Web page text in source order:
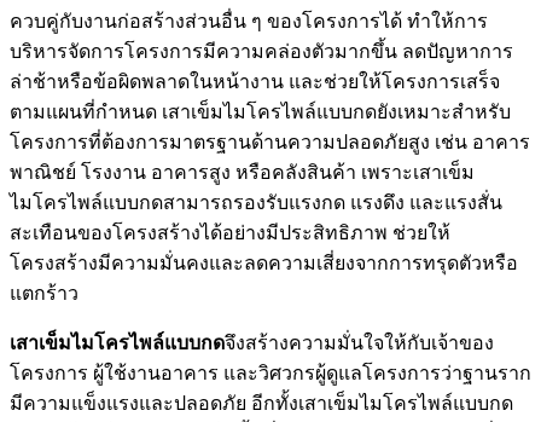
ควบคู่กับงานก่อสร้างส่วนอื่น ๆ ของโครงการได้ ทำให้การ
บริหารจัดการโครงการมีความคล่องตัวมากขึ้น ลดปัญหาการ
ล่าช้าหรือข้อผิดพลาดในหน้างาน และช่วยให้โครงการเสร็จ
ตามแผนที่กำหนด เสาเข็มไมโครไพล์แบบกดยังเหมาะสำหรับ
โครงการที่ต้องการมาตรฐานด้านความปลอดภัยสูง เช่น อาคาร
พาณิชย์ โรงงาน อาคารสูง หรือคลังสินค้า เพราะเสาเข็ม
ไมโครไพล์แบบกดสามารถรองรับแรงกด แรงดึง และแรงสั่น
สะเทือนของโครงสร้างได้อย่างมีประสิทธิภาพ ช่วยให้
โครงสร้างมีความมั่นคงและลดความเสี่ยงจากการทรุดตัวหรือ
แตกร้าว
เสาเข็มไมโครไพล์แบบกดจึงสร้างความมั่นใจให้กับเจ้าของ
โครงการ ผู้ใช้งานอาคาร และวิศวกรผู้ดูแลโครงการว่าฐานราก
มีความแข็งแรงและปลอดภัย อีกทั้งเสาเข็มไมโครไพล์แบบกด